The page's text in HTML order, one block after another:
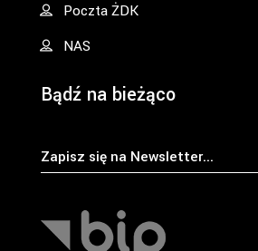
Poczta ŻDK
NAS
Bądź na bieżąco